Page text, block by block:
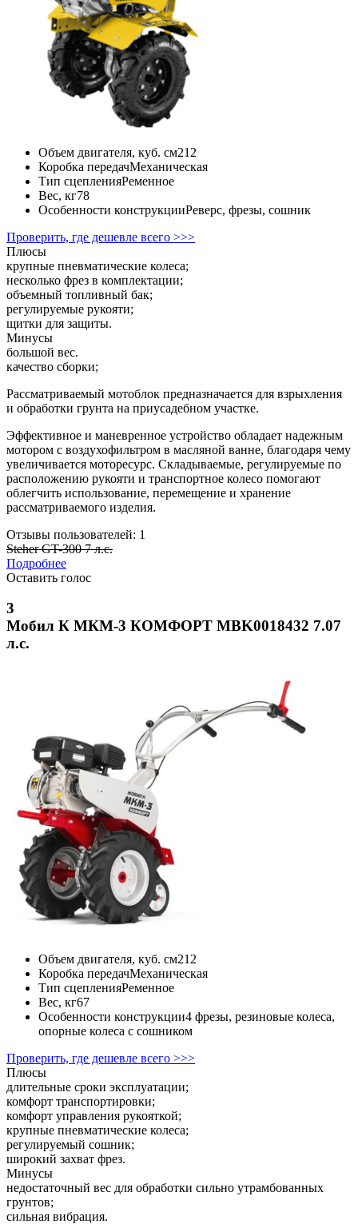
Объем двигателя, куб. см212
Коробка передачМеханическая
Тип сцепленияРеменное
Вес, кг78
Особенности конструкцииРеверс, фрезы, сошник
Проверить, где дешевле всего >>>
Плюсы
крупные пневматические колеса;
несколько фрез в комплектации;
объемный топливный бак;
регулируемые рукояти;
щитки для защиты.
Минусы
большой вес.
качество сборки;
Рассматриваемый мотоблок предназначается для взрыхления
и обработки грунта на приусадебном участке.
Эффективное и маневренное устройство обладает надежным
мотором с воздухофильтром в масляной ванне, благодаря чему
увеличивается моторесурс. Складываемые, регулируемые по
расположению рукояти и транспортное колесо помогают
облегчить использование, перемещение и хранение
рассматриваемого изделия.
Отзывы пользователей: 1
Steher GT-300 7 л.с.
Подробнее
Оставить голос
3
Мобил К МКМ-3 КОМФОРТ MBK0018432 7.07
л.с.
Объем двигателя, куб. см212
Коробка передачМеханическая
Тип сцепленияРеменное
Вес, кг67
Особенности конструкции4 фрезы, резиновые колеса,
опорные колеса с сошником
Проверить, где дешевле всего >>>
Плюсы
длительные сроки эксплуатации;
комфорт транспортировки;
комфорт управления рукояткой;
крупные пневматические колеса;
регулируемый сошник;
широкий захват фрез.
Минусы
недостаточный вес для обработки сильно утрамбованных
грунтов;
сильная вибрация.